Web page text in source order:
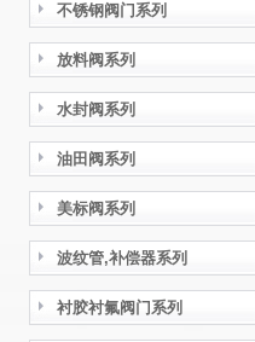
不锈钢阀门系列
放料阀系列
水封阀系列
油田阀系列
美标阀系列
波纹管,补偿器系列
衬胶衬氟阀门系列